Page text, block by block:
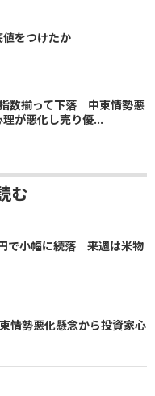
をつけたか
指数揃って下落 中東情勢悪
が悪化し売り優...
む
で小幅に続落 来週は米物
情勢悪化懸念から投資家心